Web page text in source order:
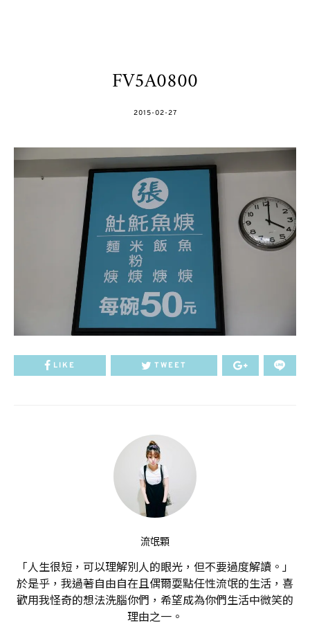
FV5A0800
POSTED
2015-02-27
LIKE TWEET
流氓顆
「人生很短，可以理解別人的眼光，但不要過度解讀。」
於是乎，我過著自由自在且偶爾耍點任性流氓的生活，喜
歡用我怪奇的想法洗腦你們，希望成為你們生活中微笑的
理由之一。